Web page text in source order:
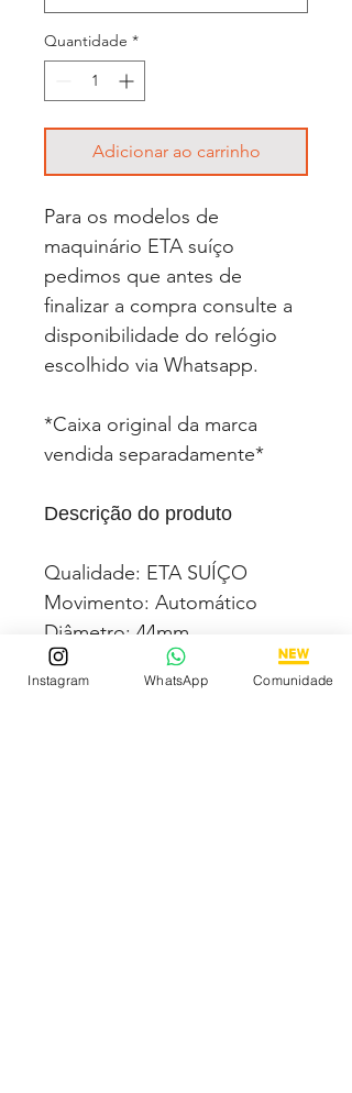
Quantidade *
Adicionar ao carrinho
Para os modelos de
maquinário ETA suíço
pedimos que antes de
finalizar a compra consulte a
disponibilidade do relógio
escolhido via Whatsapp.
*Caixa original da marca
vendida separadamente*
Descrição do produto
Qualidade: ETA SUÍÇO
Movimento: Automático
Diâmetro: 44mm
Vidro: Cristal Safira
Crono: 100 % funcional
Instagram WhatsApp Comunidade